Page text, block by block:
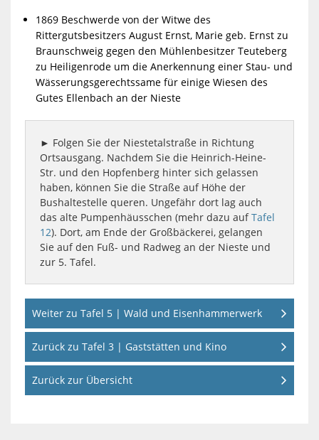
1869 Beschwerde von der Witwe des
Rittergutsbesitzers August Ernst, Marie geb. Ernst zu
Braunschweig gegen den Mühlenbesitzer Teuteberg
zu Heiligenrode um die Anerkennung einer Stau- und
Wässerungsgerechtssame für einige Wiesen des
Gutes Ellenbach an der Nieste
► Folgen Sie der Niestetalstraße in Richtung
Ortsausgang. Nachdem Sie die Heinrich-Heine-
Str. und den Hopfenberg hinter sich gelassen
haben, können Sie die Straße auf Höhe der
Bushaltestelle queren. Ungefähr dort lag auch
das alte Pumpenhäusschen (mehr dazu aufTafel
12). Dort, am Ende der Großbäckerei, gelangen
Sie auf den Fuß- und Radweg an der Nieste und
zur 5. Tafel.
Weiter zu Tafel 5 | Wald und Eisenhammerwerk
Zurück zu Tafel 3 | Gaststätten und Kino
Zurück zur Übersicht